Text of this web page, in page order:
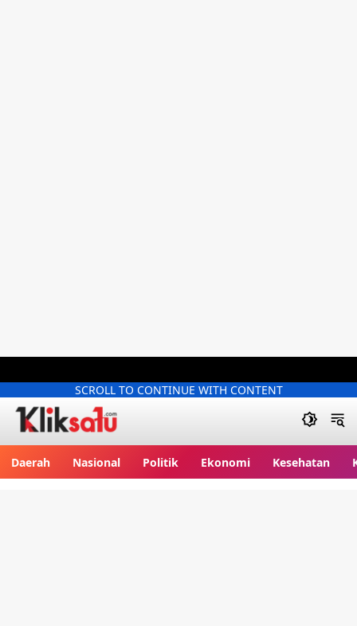
SCROLL TO CONTINUE WITH CONTENT
Daerah Nasional Politik Ekonomi Kesehatan